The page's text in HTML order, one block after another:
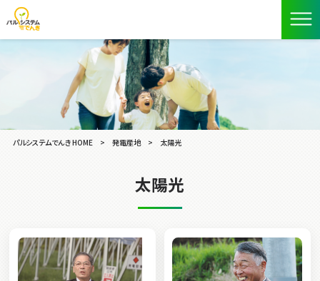
パルシステムでんき HOME > 発電産地 > 太陽光
太陽光